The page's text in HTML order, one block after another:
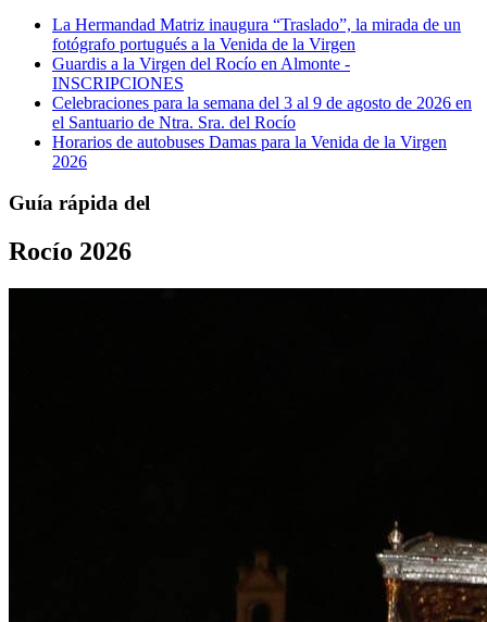
La Hermandad Matriz inaugura “Traslado”, la mirada de un
fotógrafo portugués a la Venida de la Virgen
Guardis a la Virgen del Rocío en Almonte -
INSCRIPCIONES
Celebraciones para la semana del 3 al 9 de agosto de 2026 en
el Santuario de Ntra. Sra. del Rocío
Horarios de autobuses Damas para la Venida de la Virgen
2026
Guía rápida del
Rocío 2026